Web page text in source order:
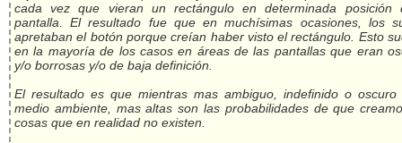
cada vez que vieran un rectángulo en determinada posición
pantalla. El resultado fue que en muchísimas ocasiones, los
apretaban el botón porque creían haber visto el rectángulo. Esto
en la mayoría de los casos en áreas de las pantallas que eran
y/o borrosas y/o de baja definición.
El resultado es que mientras mas ambiguo, indefinido o
medio ambiente, mas altas son las probabilidades de que
cosas que en realidad no existen.